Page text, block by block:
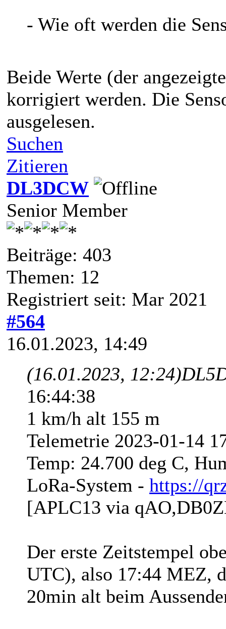
- Wie oft werden die
Beide Werte (der
korrigiert werden. Die
ausgelesen.
Suchen
Zitieren
DL3DCW
Senior Member
Beiträge: 403
Themen: 12
Registriert seit: Mar 2021
#564
16.01.2023, 14:49
(16.01.2023, 12:24)
16:44:38
1 km/h alt 155 m
Telemetrie 2023-01-14
Temp: 24.700 deg C,
LoRa-System - https://
[APLC13 via
Der erste Zeitstempel
UTC), also 17:44 MEZ,
20min alt beim